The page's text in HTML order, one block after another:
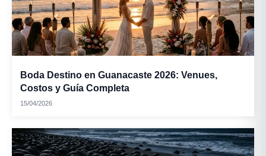
Boda Destino en Guanacaste 2026: Venues,
Costos y Guía Completa
15/04/2026